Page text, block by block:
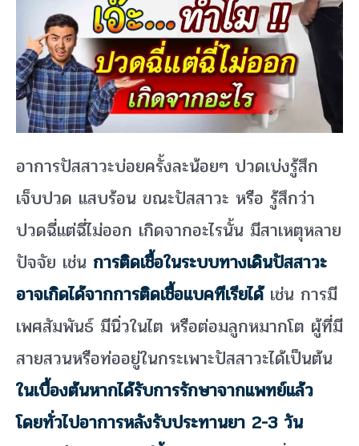
อาการปัสสาวะบ่อยครั้งละน้อยๆ ปวดเบ่งรู้สึก
เจ็บปวด แสบร้อน ขณะปัสสาวะ หรือ รู้สึกว่า
ปวดฉี่แต่ฉี่ไม่ออก เกิดจากอะไรนั้น มีสาเหตุหลาย
ปัจจัย เช่น การติดเชื้อในระบบทางเดินปัสสาวะ
อาจเกิดได้จากการติดเชื้อแบคทีเรียได้เช่น การมี
เพศสัมพันธ์ มีนิ่วในไต หรือต่อมลูกหมากโต ผู้ที่มี
สายสวนหรือท่ออยู่ในกระเพาะปัสสาวะได้เป็นต้น
ในเบื้องต้นหากได้รับการรักษาจากแพทย์แล้ว
โดยทั่วไปอาการหลังรับประทานยา 2-3 วัน